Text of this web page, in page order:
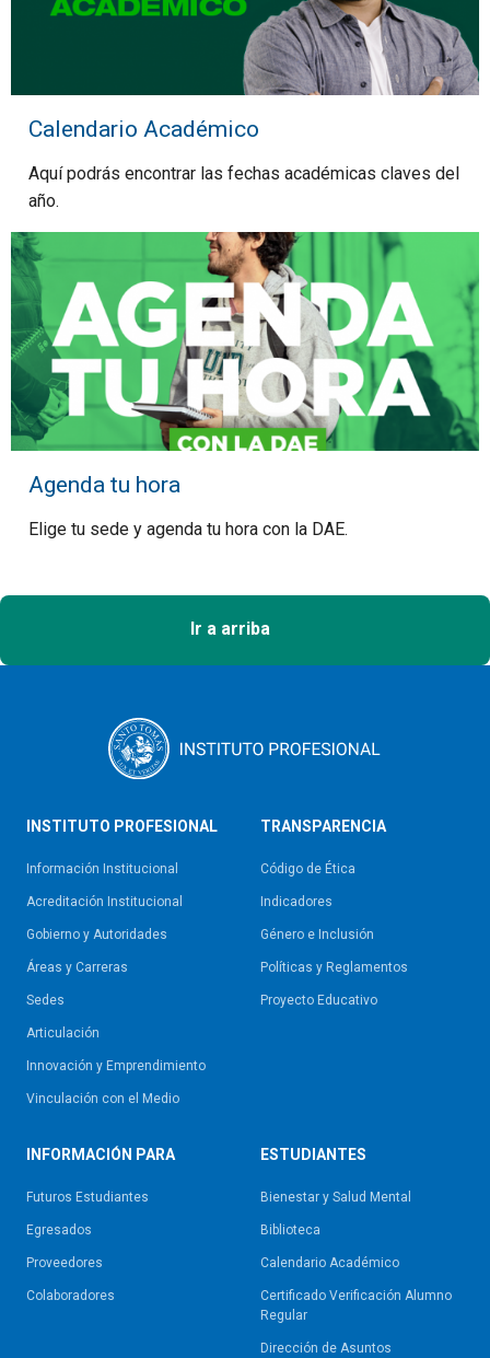
Calendario Académico
Aquí podrás encontrar las fechas académicas claves del
año.
Agenda tu hora
Elige tu sede y agenda tu hora con la DAE.
Ir a arriba
INSTITUTO PROFESIONAL
Información Institucional
Acreditación Institucional
Gobierno y Autoridades​
Áreas y Carreras
Sedes
Articulación
Innovación y Emprendimiento
Vinculación con el Medio
TRANSPARENCIA
Código de Ética
Indicadores
Género e Inclusión
Políticas y Reglamentos​
Proyecto Educativo
INFORMACIÓN PARA
Futuros Estudiantes
Egresados
Proveedores
Colaboradores
ESTUDIANTES
Bienestar y Salud Mental
Biblioteca
Calendario Académico
Certificado Verificación Alumno
Regular
Dirección de Asuntos